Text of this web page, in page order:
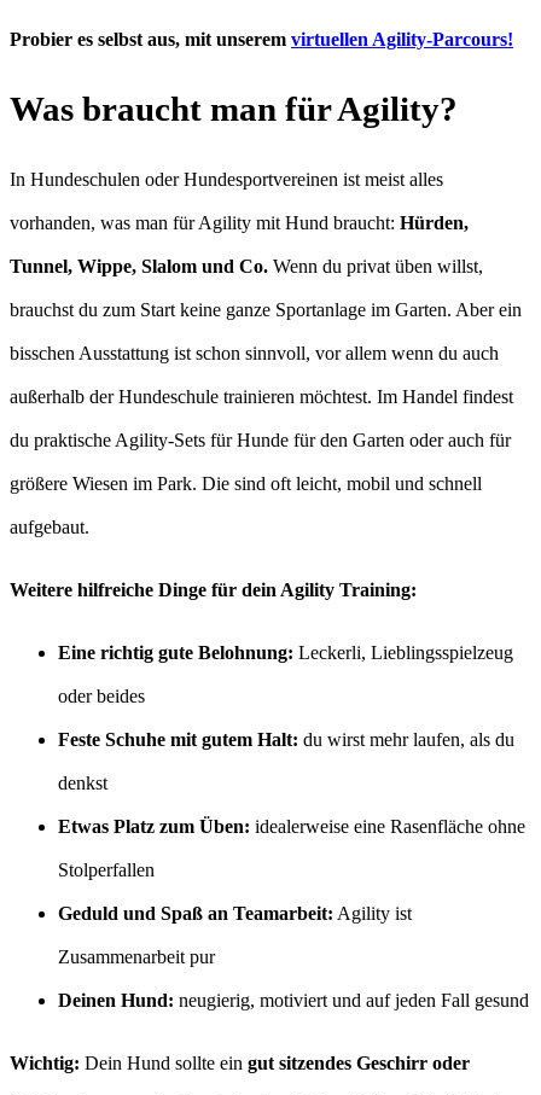
Probier es selbst aus, mit unserem virtuellen Agility-Parcours!
Was braucht man für Agility?
In Hundeschulen oder Hundesportvereinen ist meist alles
vorhanden, was man für Agility mit Hund braucht: Hürden,
Tunnel, Wippe, Slalom und Co. Wenn du privat üben willst,
brauchst du zum Start keine ganze Sportanlage im Garten. Aber ein
bisschen Ausstattung ist schon sinnvoll, vor allem wenn du auch
außerhalb der Hundeschule trainieren möchtest. Im Handel findest
du praktische Agility-Sets für Hunde für den Garten oder auch für
größere Wiesen im Park. Die sind oft leicht, mobil und schnell
aufgebaut.
Weitere hilfreiche Dinge für dein Agility Training:
Eine richtig gute Belohnung: Leckerli, Lieblingsspielzeug
oder beides
Feste Schuhe mit gutem Halt: du wirst mehr laufen, als du
denkst
Etwas Platz zum Üben: idealerweise eine Rasenfläche ohne
Stolperfallen
Geduld und Spaß an Teamarbeit: Agility ist
Zusammenarbeit pur
Deinen Hund: neugierig, motiviert und auf jeden Fall gesund
Wichtig: Dein Hund sollte ein gut sitzendes Geschirr oder